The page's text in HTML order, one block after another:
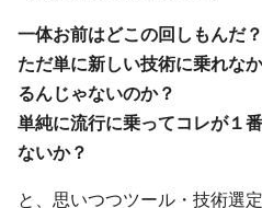
一体お前はどこの回しもんだ？
ただ単に新しい技術に乗れな
るんじゃないのか？
単純に流行に乗ってコレが１
ないか？
と、思いつつツール・技術選